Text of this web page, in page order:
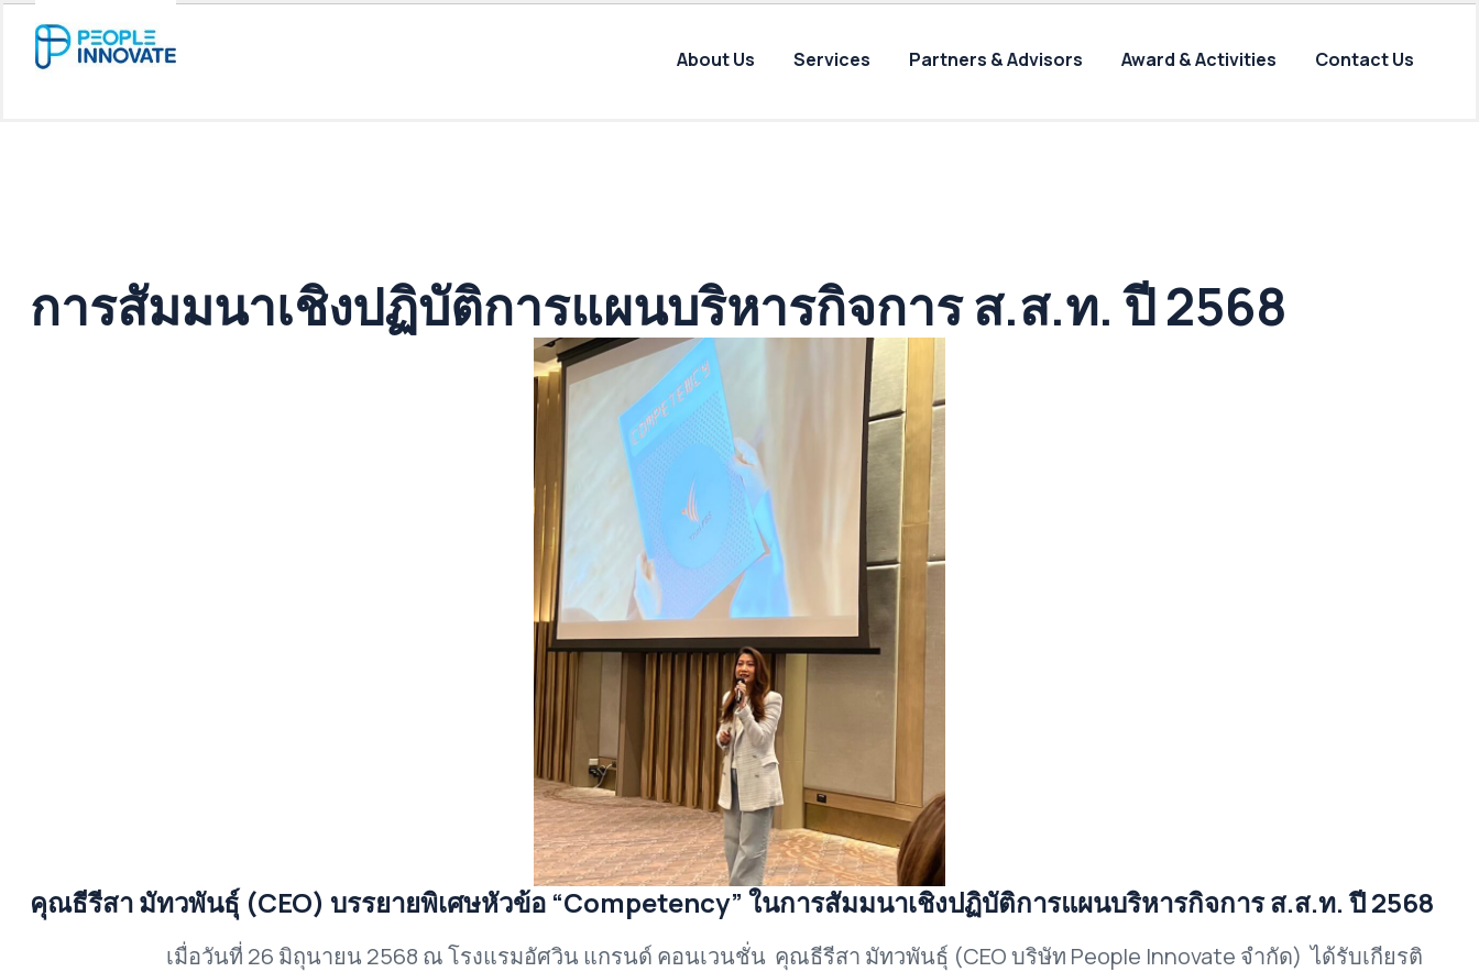
About Us Services Partners & Advisors Award & Activities Contact Us
การสัมมนาเชิงปฏิบัติการแผนบริหารกิจการ ส.ส.ท. ปี 2568
คุณธีรีสา มัทวพันธ์ุ (CEO) บรรยายพิเศษหัวข้อ “Competency” ในการสัมมนาเชิงปฏิบัติการแผนบริหารกิจการ ส.ส.ท. ปี 2568
เมื่อวันที่ 26 มิถุนายน 2568 ณ โรงแรมอัศวิน แกรนด์ คอนเวนชั่น คุณธีรีสา มัทวพันธุ์ (CEO บริษัท People Innovate จำกัด) ได้รับเกียรติ